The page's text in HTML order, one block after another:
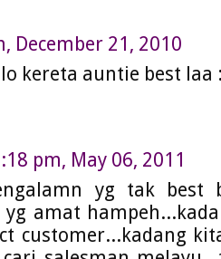
December 21, 2010
kereta auntie best laa
pm, May 06, 2011
yg tak best
yg amat
customer...kadang